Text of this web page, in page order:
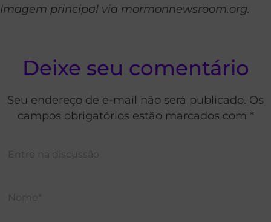
Imagem principal via mormonnewsroom.org.
Deixe seu comentário
Seu endereço de e-mail não será publicado. Os
campos obrigatórios estão marcados com *